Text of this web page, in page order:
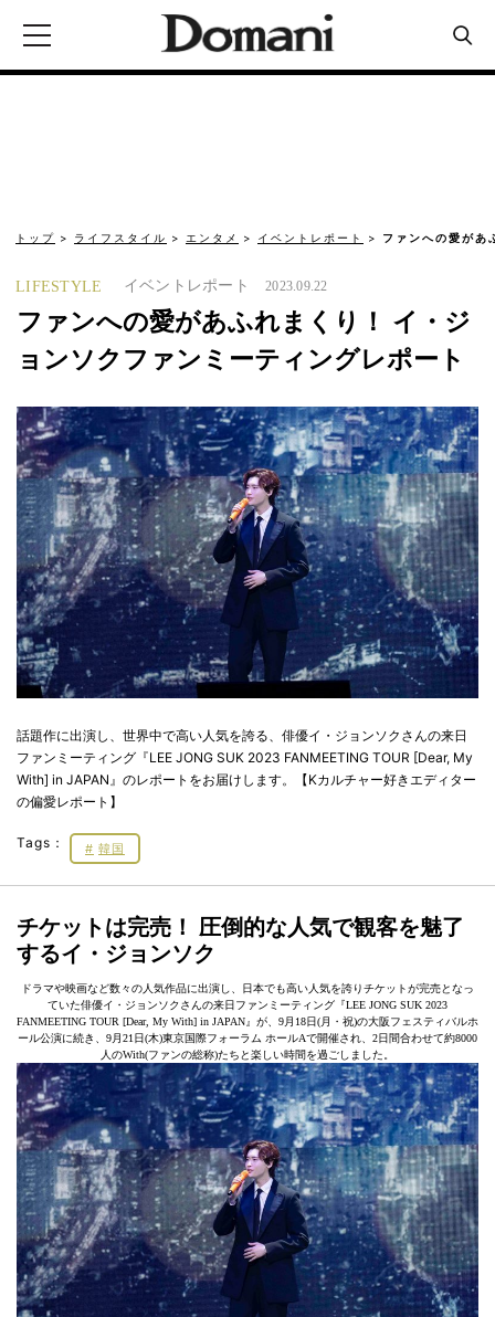
トップ ライフスタイル エンタメ イベントレポート ファンへの愛があ
LIFESTYLE イベントレポート 2023.09.22
ファンへの愛があふれまくり！ イ・ジ
ョンソクファンミーティングレポート
話題作に出演し、世界中で高い人気を誇る、俳優イ・ジョンソクさんの来日
ファンミーティング『LEE JONG SUK 2023 FANMEETING TOUR [Dear, My
With] in JAPAN』のレポートをお届けします。【Kカルチャー好きエディター
の偏愛レポート】
Tags： 韓国
チケットは完売！ 圧倒的な人気で観客を魅了
するイ・ジョンソク
ドラマや映画など数々の人気作品に出演し、日本でも高い人気を誇りチケットが完売となっ
ていた俳優イ・ジョンソクさんの来日ファンミーティング『LEE JONG SUK 2023
FANMEETING TOUR [Dear, My With] in JAPAN』が、9月18日(月・祝)の大阪フェスティバルホ
ール公演に続き、9月21日(木)東京国際フォーラム ホールAで開催され、2日間合わせて約8000
人のWith(ファンの総称)たちと楽しい時間を過ごしました。